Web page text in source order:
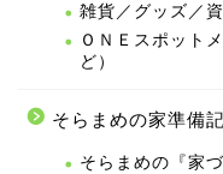
雑貨／グッズ／
ＯＮＥスポット
ど）
そらまめの家準備記
そらまめの『家